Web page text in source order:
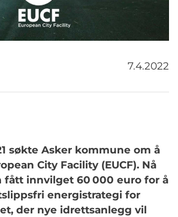
7.4.2022
søkte Asker kommune om å
City Facility (EUCF). Nå
fått innvilget 60 000 euro for å
energistrategi for
der nye idrettsanlegg vil